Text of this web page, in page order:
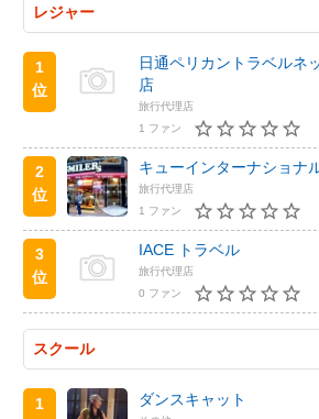
レジャー
1
位
日通ペリカントラベル
店
旅行代理店
1 ファン
2
位
キューインターナショナ
旅行代理店
1 ファン
3
位
IACE トラベル
旅行代理店
0 ファン
スクール
1
ダンスキャット